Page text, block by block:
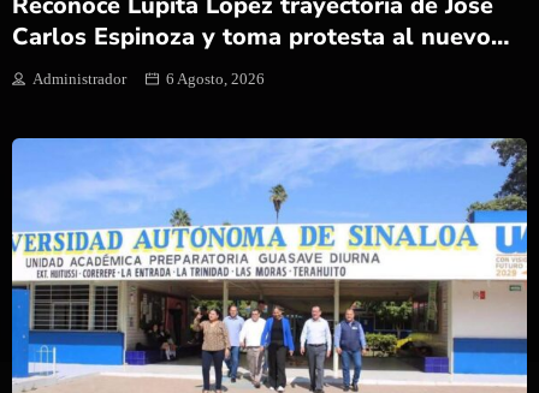
Carlos Espinoza y toma protesta al nuevo
director de Protección Civil
Administrador 6 Agosto, 2026